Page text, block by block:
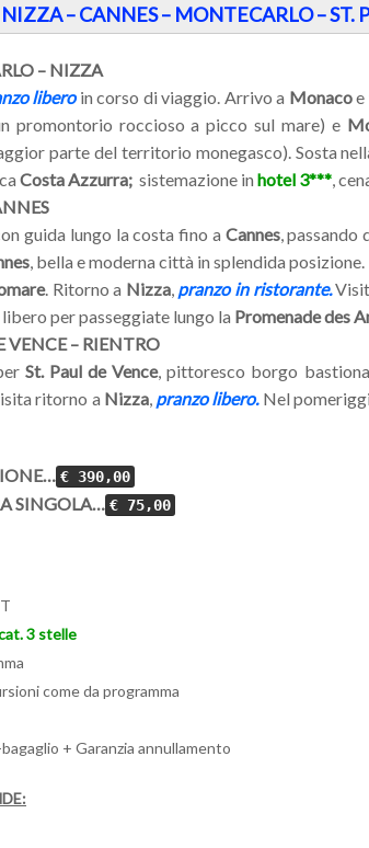
NIZZA – CANNES – MONTECARLO – ST.
– NIZZA
liberoin corso di viaggio. Arrivo a Monacoe
promontorio roccioso a picco sul mare) e
parte del territorio monegasco). Sosta
Costa Azzurra; sistemazione in hotel 3*** ,
guida lungo la costa fino a Cannes, passando
, bella e moderna città in splendida
. Ritorno a Nizza, pranzo in ristorante.
libero per passeggiate lungo la Promenade des
VENCE – RIENTRO
St. Paul de Vence, pittoresco borgo
ritorno a Nizza, pranzo libero.Nel
€ 390,00
SINGOLA… € 75,00
3 stelle
come da programma
+ Garanzia annullamento